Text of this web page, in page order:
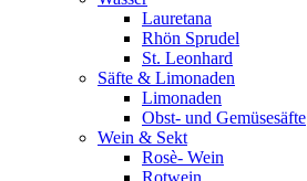
Lauretana
Rhön Sprudel
St. Leonhard
Säfte & Limonaden
Limonaden
Obst- und Gemüsesäfte
Wein & Sekt
Rosè- Wein
Rotwein